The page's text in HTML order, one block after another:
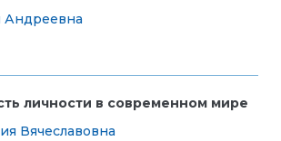
Андреевна
личности в современном мире
Вячеславовна